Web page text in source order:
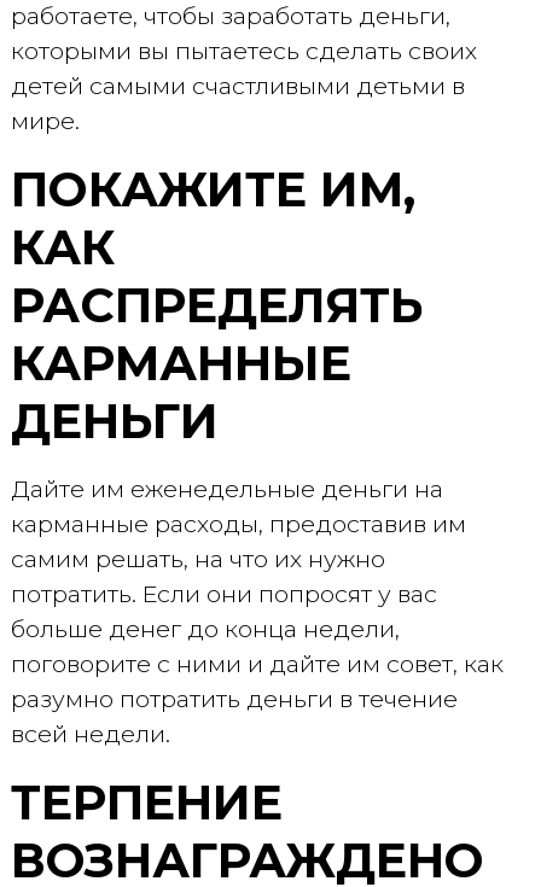
работаете, чтобы заработать деньги,
которыми вы пытаетесь сделать своих
детей самыми счастливыми детьми в
мире.
ПОКАЖИТЕ ИМ,
КАК
РАСПРЕДЕЛЯТЬ
КАРМАННЫЕ
ДЕНЬГИ
Дайте им еженедельные деньги на
карманные расходы, предоставив им
самим решать, на что их нужно
потратить. Если они попросят у вас
больше денег до конца недели,
поговорите с ними и дайте им совет, как
разумно потратить деньги в течение
всей недели.
ТЕРПЕНИЕ
ВОЗНАГРАЖДЕНО